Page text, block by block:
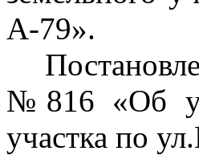
А-79».
№816 «Об
участка по ул